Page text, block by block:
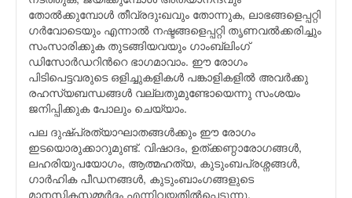
തോല്‍ക്കുമ്പോള്‍ തീവ്രദുഃഖവും തോന്നുക, ലാഭങ്ങളെപ്പറ്റി
ഗര്‍വോടെയും എന്നാല്‍ നഷ്ടങ്ങളെപ്പറ്റി തൃണവല്‍ക്കരിച്ചും
സംസാരിക്കുക തുടങ്ങിയവയും ഗാംബ്ലിംഗ്
ഡിസോര്‍ഡറിന്‍റെ ഭാഗമാവാം. ഈ രോഗം
പിടിപെട്ടവരുടെ ഒളിച്ചുകളികള്‍ പങ്കാളികളില്‍ അവര്‍ക്കു
രഹസ്യബന്ധങ്ങള്‍ വല്ലതുമുണ്ടോയെന്നു സംശയം
ജനിപ്പിക്കുക പോലും ചെയ്യാം.
പല ദുഷ്പ്രത്യാഘാതങ്ങള്‍ക്കും ഈ രോഗം
ഇടയൊരുക്കാറുമുണ്ട്. വിഷാദം, ഉത്ക്കണ്ഠാരോഗങ്ങള്‍,
ലഹരിയുപയോഗം, ആത്മഹത്യ, കുടുംബപ്രശ്നങ്ങള്‍,
ഗാര്‍ഹിക പീഡനങ്ങള്‍, കുടുംബാംഗങ്ങളുടെ
മാനസികസമ്മര്‍ദ്ദം എന്നിവയതില്‍പ്പെടുന്നു.